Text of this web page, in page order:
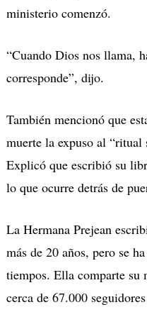
ministerio comenzó.
“Cuando Dios nos llama,
corresponde”, dijo.
También mencionó que
muerte la expuso al “ritual
Explicó que escribió su
lo que ocurre detrás de
La Hermana Prejean
más de 20 años, pero se
tiempos. Ella comparte
cerca de 67.000